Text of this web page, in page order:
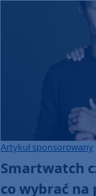
Artykuł sponsorowany
Smartwatch
co wybrać na